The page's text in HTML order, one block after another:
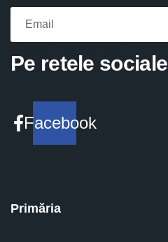
Pe retele sociale
Facebook
Primăria